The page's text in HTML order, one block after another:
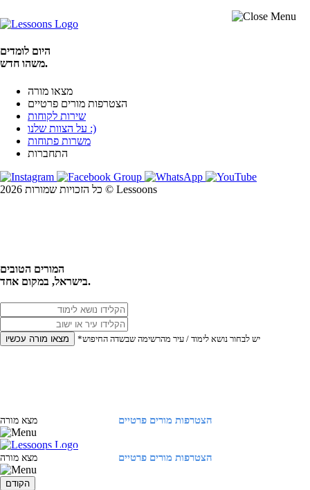
היום לומדים
משהו חדש.
מצאו מורה
הצטרפות מורים פרטיים
שירות לקוחות
על הצוות שלנו :)
משרות פתוחות
התחברות
כל הזכויות שמורות 2026 © Lessoons
המורים הטובים
בישראל, במקום אחד.
מצאו מורה עכשיו *יש לבחור נושא לימוד / עיר מהרשימה שבשדה החיפוש
הצטרפות מורים פרטיים מצא מורה
הצטרפות מורים פרטיים מצא מורה
הקודם